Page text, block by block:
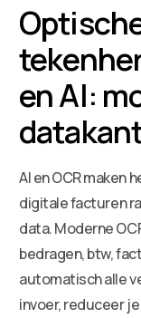
en AI:
AI en OCR maken
digitale facturen
data. Moderne
bedragen, btw,
automatisch alle
invoer, reduceer